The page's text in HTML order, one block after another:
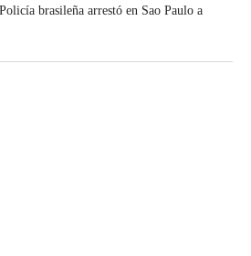
brasileña arrestó en Sao Paulo a